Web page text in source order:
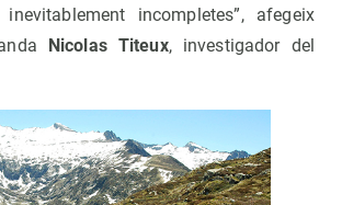
inevitablement incompletes”, afegeix
Nicolas Titeux, investigador del